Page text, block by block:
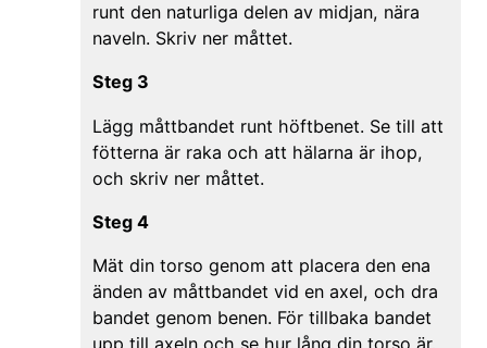
runt den naturliga delen av midjan, nära
naveln. Skriv ner måttet.
Steg 3
Lägg måttbandet runt höftbenet. Se till att
fötterna är raka och att hälarna är ihop,
och skriv ner måttet.
Steg 4
Mät din torso genom att placera den ena
änden av måttbandet vid en axel, och dra
bandet genom benen. För tillbaka bandet
upp till axeln och se hur lång din torso är.